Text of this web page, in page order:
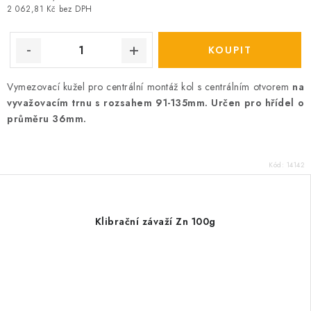
2 062,81 Kč bez DPH
cena:
Vymezovací kužel pro centrální montáž kol s centrálním otvorem na
vyvažovacím trnu s rozsahem 91-135mm. Určen pro hřídel o
průměru 36mm.
Kód: 14142
Klibrační závaží Zn 100g